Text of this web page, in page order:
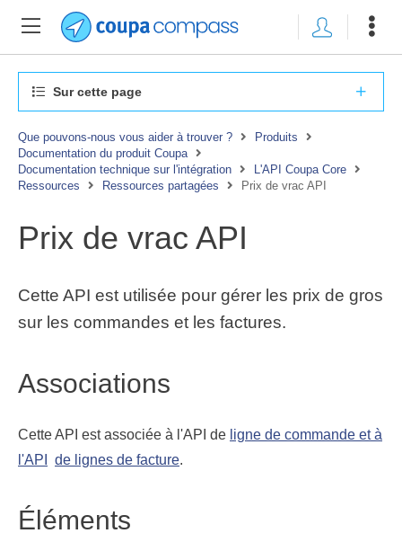
Sur cette page
Que pouvons-nous vous aider à trouver ?
Produits
Documentation du produit Coupa
Documentation technique sur l'intégration
L'API Coupa Core
Ressources
Ressources partagées Prix de vrac API
Prix de vrac API
Cette API est utilisée pour gérer les prix de gros
sur les commandes et les factures.
Associations
Cette API est associée à l'API de ligne de commande et à
l'API
de lignes de facture.
Éléments